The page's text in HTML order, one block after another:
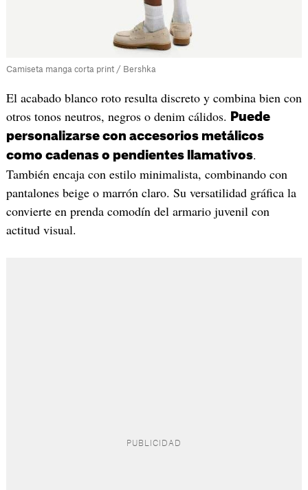
Camiseta manga corta print / Bershka
El acabado blanco roto resulta discreto y combina bien con
otros tonos neutros, negros o denim cálidos.
Puede
personalizarse con accesorios metálicos
como cadenas o pendientes llamativos.
También encaja con estilo minimalista, combinando con
pantalones beige o marrón claro. Su versatilidad gráfica la
convierte en prenda comodín del armario juvenil con
actitud visual.